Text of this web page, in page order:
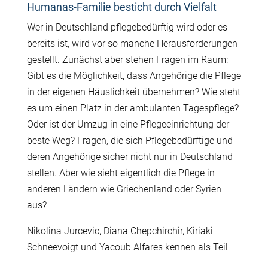
Humanas-Familie besticht durch Vielfalt
Wer in Deutschland pflegebedürftig wird oder es
bereits ist, wird vor so manche Herausforderungen
gestellt. Zunächst aber stehen Fragen im Raum:
Gibt es die Möglichkeit, dass Angehörige die Pflege
in der eigenen Häuslichkeit übernehmen? Wie steht
es um einen Platz in der ambulanten Tagespflege?
Oder ist der Umzug in eine Pflegeeinrichtung der
beste Weg? Fragen, die sich Pflegebedürftige und
deren Angehörige sicher nicht nur in Deutschland
stellen. Aber wie sieht eigentlich die Pflege in
anderen Ländern wie Griechenland oder Syrien
aus?
Nikolina Jurcevic, Diana Chepchirchir, Kiriaki
Schneevoigt und Yacoub Alfares kennen als Teil